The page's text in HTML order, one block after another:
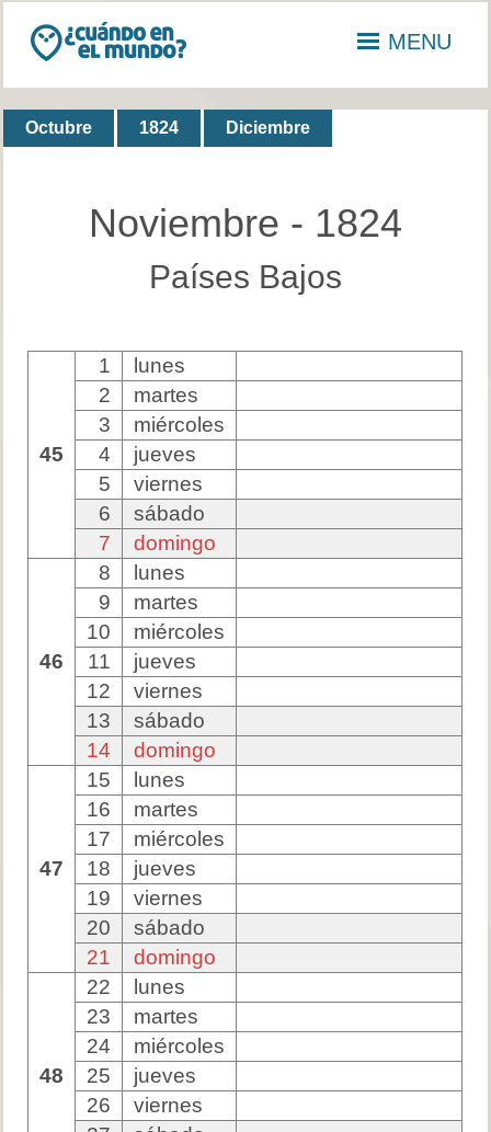
MENU
Octubre 1824 Diciembre
Noviembre - 1824
Países Bajos
45
1
lunes
2
martes
3
miércoles
4
jueves
5
viernes
6
sábado
7
domingo
46
8
lunes
9
martes
10
miércoles
11
jueves
12
viernes
13
sábado
14
domingo
47
15
lunes
16
martes
17
miércoles
18
jueves
19
viernes
20
sábado
21
domingo
48
22
lunes
23
martes
24
miércoles
25
jueves
26
viernes